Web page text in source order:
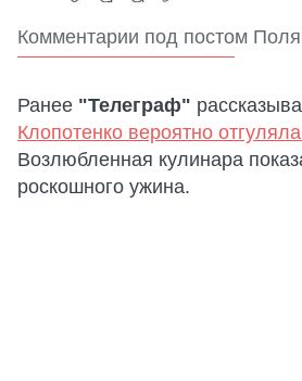
Комментарии под постом
Ранее "Телеграф"
Клопотенко вероятно
Возлюбленная кулинара
роскошного ужина.